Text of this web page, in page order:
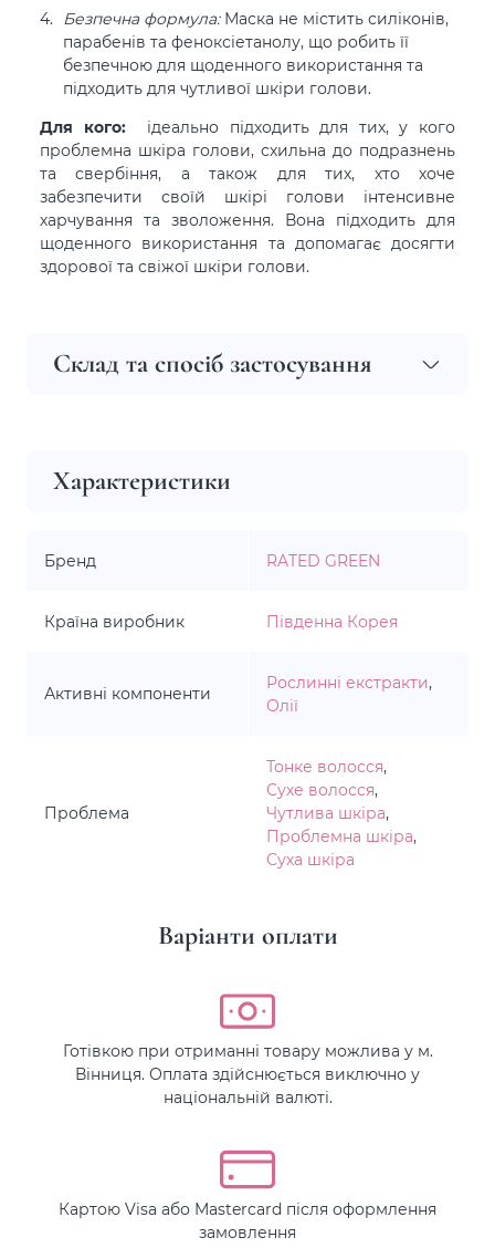
Безпечна формула:Маска не містить силіконів,
парабенів та феноксіетанолу, що робить її
безпечною для щоденного використання та
підходить для чутливої ​​шкіри голови.
Для кого: ідеально підходить для тих, у кого
проблемна шкіра голови, схильна до подразнень
та свербіння, а також для тих, хто хоче
забезпечити своїй шкірі голови інтенсивне
харчування та зволоження. Вона підходить для
щоденного використання та допомагає досягти
здорової та свіжої шкіри голови.
Склад та спосіб застосування
Характеристики
Бренд RATED GREEN
Країна виробник Південна Корея
Активні компоненти
Рослинні екстракти,
Олії
Проблема
Тонке волосся,
Сухе волосся,
Чутлива шкіра,
Проблемна шкіра,
Суха шкіра
Варіанти оплати
Готівкою при отриманні товару можлива у м.
Вінниця. Оплата здійснюється виключно у
національній валюті.
Картою Visa або Mastercard після оформлення
замовлення